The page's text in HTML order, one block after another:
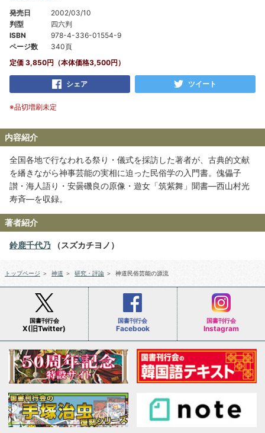
発売日
2002/03/10
判型
四六判
ISBN
978-4-336-01554-9
ページ数
340頁
定価 3,850円（本体価格3,500円）
シェア ツイート
※品切増刷未定
内容紹介
全国各地で行なわれる祭り・儀式を採訪した著者が、古典的文献
を繙きながら神事芸能の実相に迫った民俗学の入門書。傀儡子
讃・海人語り・安曇磯良の原像・遊女「筑紫舞」聞書―西山村光
寿斉―を収録。
著者紹介
鈴鹿千代乃 （スズカチヨノ）
トップページ ＞ 神道 ＞ 研究・評論 ＞ 神道民俗芸能の源流
国書刊行会
X(旧Twitter)
国書刊行会
Facebook
国書刊行会
Instagram